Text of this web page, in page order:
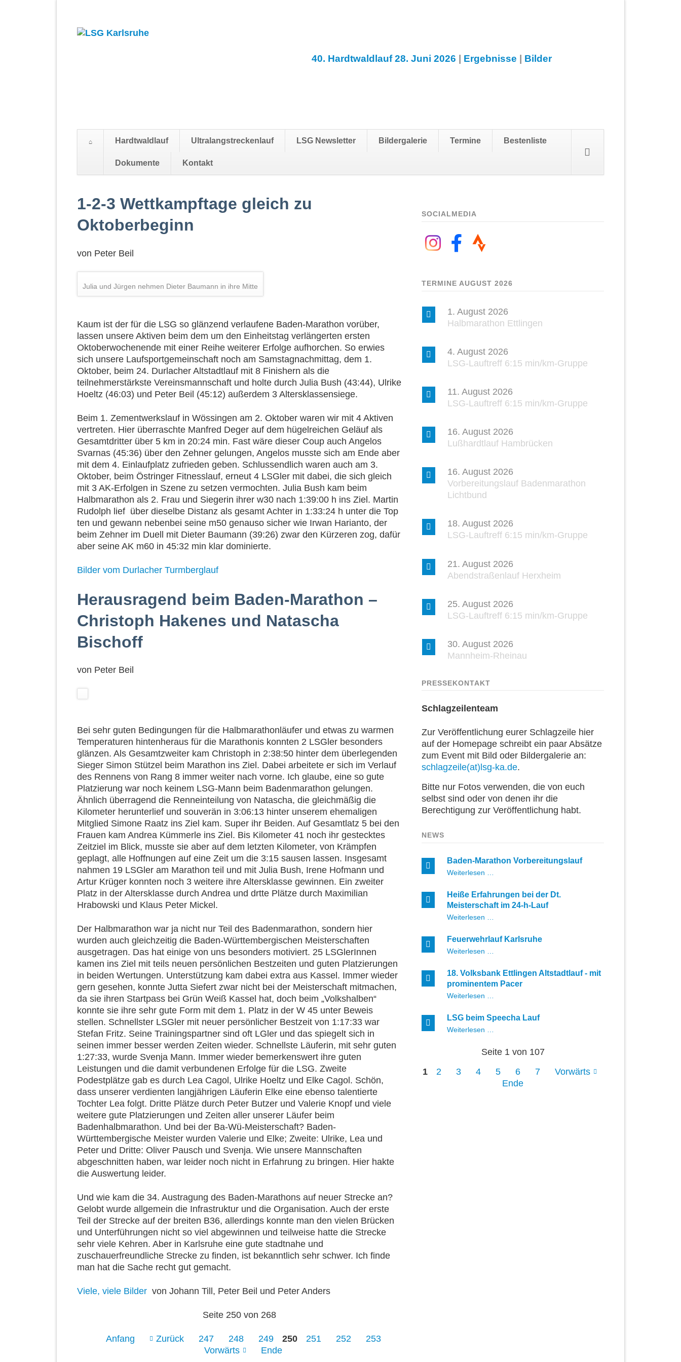
40. Hardtwaldlauf 28. Juni 2026 | Ergebnisse | Bilder
überspringen
Hardtwaldlauf Ultralangstreckenlauf LSG Newsletter Bildergalerie Termine Bestenliste
Dokumente Kontakt
1-2-3 Wettkampftage gleich zu
Oktoberbeginn
von Peter Beil
Julia und Jürgen nehmen Dieter Baumann in ihre Mitte
Kaum ist der für die LSG so glänzend verlaufene Baden-Marathon vorüber,
lassen unsere Aktiven beim dem um den Einheitstag verlängerten ersten
Oktoberwochenende mit einer Reihe weiterer Erfolge aufhorchen. So erwies
sich unsere Laufsportgemeinschaft noch am Samstagnachmittag, dem 1.
Oktober, beim 24. Durlacher Altstadtlauf mit 8 Finishern als die
teilnehmerstärkste Vereinsmannschaft und holte durch Julia Bush (43:44), Ulrike
Hoeltz (46:03) und Peter Beil (45:12) außerdem 3 Altersklassensiege.
Beim 1. Zementwerkslauf in Wössingen am 2. Oktober waren wir mit 4 Aktiven
vertreten. Hier überraschte Manfred Deger auf dem hügelreichen Geläuf als
Gesamtdritter über 5 km in 20:24 min. Fast wäre dieser Coup auch Angelos
Svarnas (45:36) über den Zehner gelungen, Angelos musste sich am Ende aber
mit dem 4. Einlaufplatz zufrieden geben. Schlussendlich waren auch am 3.
Oktober, beim Östringer Fitnesslauf, erneut 4 LSGler mit dabei, die sich gleich
mit 3 AK-Erfolgen in Szene zu setzen vermochten. Julia Bush kam beim
Halbmarathon als 2. Frau und Siegerin ihrer w30 nach 1:39:00 h ins Ziel. Martin
Rudolph lief über dieselbe Distanz als gesamt Achter in 1:33:24 h unter die Top
ten und gewann nebenbei seine m50 genauso sicher wie Irwan Harianto, der
beim Zehner im Duell mit Dieter Baumann (39:26) zwar den Kürzeren zog, dafür
aber seine AK m60 in 45:32 min klar dominierte.
Bilder vom Durlacher Turmberglauf
Herausragend beim Baden-Marathon –
Christoph Hakenes und Natascha
Bischoff
von Peter Beil
Bei sehr guten Bedingungen für die Halbmarathonläufer und etwas zu warmen
Temperaturen hintenheraus für die Marathonis konnten 2 LSGler besonders
glänzen. Als Gesamtzweiter kam Christoph in 2:38:50 hinter dem überlegenden
Sieger Simon Stützel beim Marathon ins Ziel. Dabei arbeitete er sich im Verlauf
des Rennens von Rang 8 immer weiter nach vorne. Ich glaube, eine so gute
Platzierung war noch keinem LSG-Mann beim Badenmarathon gelungen.
Ähnlich überragend die Renneinteilung von Natascha, die gleichmäßig die
Kilometer herunterlief und souverän in 3:06:13 hinter unserem ehemaligen
Mitglied Simone Raatz ins Ziel kam. Super ihr Beiden. Auf Gesamtlatz 5 bei den
Frauen kam Andrea Kümmerle ins Ziel. Bis Kilometer 41 noch ihr gestecktes
Zeitziel im Blick, musste sie aber auf dem letzten Kilometer, von Krämpfen
geplagt, alle Hoffnungen auf eine Zeit um die 3:15 sausen lassen. Insgesamt
nahmen 19 LSGler am Marathon teil und mit Julia Bush, Irene Hofmann und
Artur Krüger konnten noch 3 weitere ihre Altersklasse gewinnen. Ein zweiter
Platz in der Altersklasse durch Andrea und drtte Plätze durch Maximilian
Hrabowski und Klaus Peter Mickel.
Der Halbmarathon war ja nicht nur Teil des Badenmarathon, sondern hier
wurden auch gleichzeitig die Baden-Württembergischen Meisterschaften
ausgetragen. Das hat einige von uns besonders motiviert. 25 LSGlerInnen
kamen ins Ziel mit teils neuen persönlichen Bestzeiten und guten Platzierungen
in beiden Wertungen. Unterstützung kam dabei extra aus Kassel. Immer wieder
gern gesehen, konnte Jutta Siefert zwar nicht bei der Meisterschaft mitmachen,
da sie ihren Startpass bei Grün Weiß Kassel hat, doch beim „Volkshalben“
konnte sie ihre sehr gute Form mit dem 1. Platz in der W 45 unter Beweis
stellen. Schnellster LSGler mit neuer persönlicher Bestzeit von 1:17:33 war
Stefan Fritz. Seine Trainingspartner sind oft LGler und das spiegelt sich in
seinen immer besser werden Zeiten wieder. Schnellste Läuferin, mit sehr guten
1:27:33, wurde Svenja Mann. Immer wieder bemerkenswert ihre guten
Leistungen und die damit verbundenen Erfolge für die LSG. Zweite
Podestplätze gab es durch Lea Cagol, Ulrike Hoeltz und Elke Cagol. Schön,
dass unserer verdienten langjährigen Läuferin Elke eine ebenso talentierte
Tochter Lea folgt. Dritte Plätze durch Peter Butzer und Valerie Knopf und viele
weitere gute Platzierungen und Zeiten aller unserer Läufer beim
Badenhalbmarathon. Und bei der Ba-Wü-Meisterschaft? Baden-
Württembergische Meister wurden Valerie und Elke; Zweite: Ulrike, Lea und
Peter und Dritte: Oliver Pausch und Svenja. Wie unsere Mannschaften
abgeschnitten haben, war leider noch nicht in Erfahrung zu bringen. Hier hakte
die Auswertung leider.
Und wie kam die 34. Austragung des Baden-Marathons auf neuer Strecke an?
Gelobt wurde allgemein die Infrastruktur und die Organisation. Auch der erste
Teil der Strecke auf der breiten B36, allerdings konnte man den vielen Brücken
und Unterführungen nicht so viel abgewinnen und teilweise hatte die Strecke
sehr viele Kehren. Aber in Karlsruhe eine gute stadtnahe und
zuschauerfreundliche Strecke zu finden, ist bekanntlich sehr schwer. Ich finde
man hat die Sache recht gut gemacht.
Viele, viele Bilder von Johann Till, Peter Beil und Peter Anders
Seite 250 von 268
Anfang Zurück 247 248 249 250 251 252
253
Vorwärts
Ende
SOCIALMEDIA
TERMINE AUGUST 2026
1. August 2026
Halbmarathon Ettlingen
4. August 2026
LSG-Lauftreff 6:15 min/km-Gruppe
11. August 2026
LSG-Lauftreff 6:15 min/km-Gruppe
16. August 2026
Lußhardtlauf Hambrücken
16. August 2026
Vorbereitungslauf Badenmarathon
Lichtbund
18. August 2026
LSG-Lauftreff 6:15 min/km-Gruppe
21. August 2026
Abendstraßenlauf Herxheim
25. August 2026
LSG-Lauftreff 6:15 min/km-Gruppe
30. August 2026
Mannheim-Rheinau
PRESSEKONTAKT
Schlagzeilenteam
Zur Veröffentlichung eurer Schlagzeile hier
auf der Homepage schreibt ein paar Absätze
zum Event mit Bild oder Bildergalerie an:
schlagzeile(at)lsg-ka.de.
Bitte nur Fotos verwenden, die von euch
selbst sind oder von denen ihr die
Berechtigung zur Veröffentlichung habt.
NEWS
Baden-Marathon Vorbereitungslauf
Weiterlesen …
Vorbereitungslauf
Heiße Erfahrungen bei der Dt.
Meisterschaft im 24-h-Lauf
Weiterlesen …
bei
der
im
24-
Feuerwehrlauf Karlsruhe
Weiterlesen …
18. Volksbank Ettlingen Altstadtlauf - mit
prominentem Pacer
Weiterlesen …
Ettlingen
Altstadtlauf
prominentem
LSG beim Speecha Lauf
Weiterlesen …
Speecha
Lauf
Seite 1 von 107
1
2 3 4 5 6 7
Vorwärts
Ende